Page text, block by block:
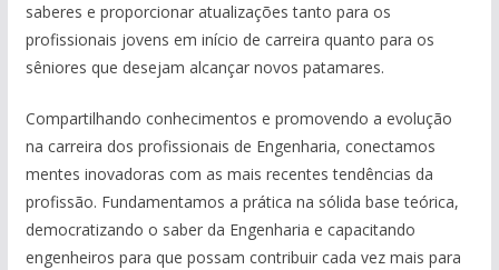
saberes e proporcionar atualizações tanto para os
profissionais jovens em início de carreira quanto para os
sêniores que desejam alcançar novos patamares.
Compartilhando conhecimentos e promovendo a evolução
na carreira dos profissionais de Engenharia, conectamos
mentes inovadoras com as mais recentes tendências da
profissão. Fundamentamos a prática na sólida base teórica,
democratizando o saber da Engenharia e capacitando
engenheiros para que possam contribuir cada vez mais para